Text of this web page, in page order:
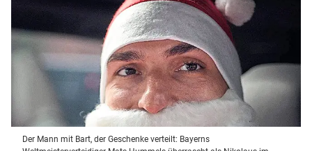
Der Mann mit Bart, der Geschenke verteilt: Bayerns